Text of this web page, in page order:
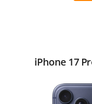
iPhone 17